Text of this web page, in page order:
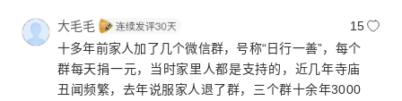
大毛毛
15
十多年前家人加了几个微信群，号称“日行一善”，每个
群每天捐一元，当时家里人都是支持的，近几年寺庙
丑闻频繁，去年说服家人退了群，三个群十余年3000